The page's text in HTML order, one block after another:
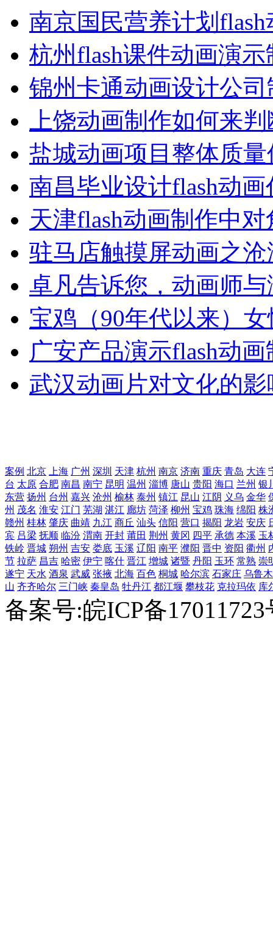
南京国民营养计划
杭州flash课件动画演
锦州卡通动画设计公
上饶动画制作如何来
盐城动画项目整体质
南昌毕业设计flash动
天津flash动画制作中
驻马店触摸屏动画之
卓凡告诉您，动画师
宝鸡（90年代以来）
广安产品演示flash动
武汉动画片对文化的影
案例 北京 上海 广州 深圳 天津 杭州 南京 济南 重庆 青岛 大连
台 太原 合肥 南昌 南宁 昆明 温州 淄博 唐山 贵阳 海口 兰州 银
东营 扬州 台州 嘉兴 沧州 榆林 泰州 镇江 昆山 江阴 义乌 金华
州 茂名 淮安 江门 芜湖 湛江 廊坊 菏泽 柳州 宝鸡 珠海 绵阳 株
赣州 桂林 肇庆 曲靖 九江 商丘 汕头 信阳 营口 揭阳 龙岩 安庆
宾 吕梁 抚顺 临汾 渭南 开封 莆田 荆州 黄冈 四平 承德 本溪 玉
铁岭 晋城 朔州 吉安 娄底 玉溪 辽阳 南平 濮阳 晋中 资阳 衢州
节 拉萨 昌吉 哈密 伊宁 喀什 晋江 增城 诸暨 丹阳 玉环 常熟 崇
遂宁 天水 酒泉 武威 张掖 北海 百色 桐城 哈尔滨 石家庄 乌鲁
山 齐齐哈尔 三门峡 秦皇岛 牡丹江 都江堰 攀枝花 克拉玛依 库
备案号:皖ICP备